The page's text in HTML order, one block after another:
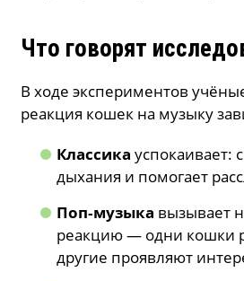
Что говорят
В ходе экспериментов
реакция кошек на музыку
Классика успокаивает:
дыхания и помогает
Поп‑музыка вызывает
реакцию — одни кошки
другие проявляют